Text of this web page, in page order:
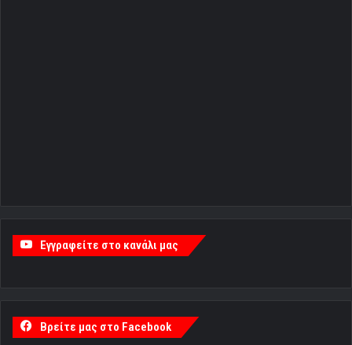
Εγγραφείτε στο κανάλι μας
Βρείτε μας στο Facebook